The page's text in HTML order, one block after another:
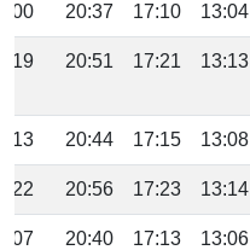
13:04
17:10
20:37
13:13
17:21
20:51
13:08
17:15
20:44
13:14
17:23
20:56
13:06
17:13
20:40